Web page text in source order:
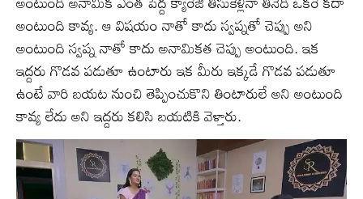
అంటుంది కావ్య. ఆ విషయం నాతో కాదు స్వప్నతో చెప్పు అని
అంటుంది స్వప్న నాతో కాదు అనామికత చెప్పు అంటుంది. ఇక
ఇద్దరు గొడవ పడుతూ ఉంటారు ఇక మీరు ఇక్కడే గొడవ పడుతూ
ఉంటే వారి బయట నుంచి తెప్పించుకొని తింటారులే అని అంటుంది
కావ్య లేదు అని ఇద్దరు కలిసి బయటికి వెళ్తారు.